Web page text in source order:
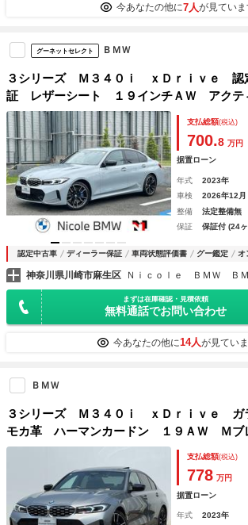
今あなたの他に7人が見ていま
グーネットセレクト ＢＭＷ
３シリーズ Ｍ３４０ｉ ｘＤｒｉｖｅ 認
証 レザーシート １９インチＡＷ アクテ
トロール パドルシフト Ｈａｒｍａｎ／Ｋ
ドアップディスプレイ 全周囲カメラ 前
減 車線逸脱
支払総額(税込)
700.8 万円
据置ローン
年式 2023年
車検
2026年12月
整備
法定整備無
保証
保証付 (24
認定中古車 ディーラー保証 車両状態評価書 グー鑑定 オ
神奈川県川崎市麻生区
まずは在庫確認・見積依頼
無料通話でお問い合わせ
今あなたの他に14人が見てい
ＢＭＷ
３シリーズ Ｍ３４０ｉ ｘＤｒｉｖｅ ガ
モカ革 ハーマンカードン １９ＡＷ Ｍブ
ィブサス パドルシフト ヘッドアップＤ
ネルナビ フルセグＴＶ 全周囲カメラ 電
支払総額(税込)
778 万円
据置ローン
年式 2023年